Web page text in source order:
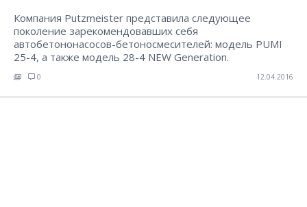
Компания Putzmeister представила следующее
поколение зарекомендовавших себя
автобетононасосов-бетоносмесителей: модель PUMI
25-4, а также модель 28-4 NEW Generation.
0 12.04.2016